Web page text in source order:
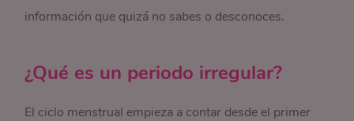
información que quizá no sabes o desconoces.
¿Qué es un periodo irregular?
El ciclo menstrual empieza a contar desde el primer